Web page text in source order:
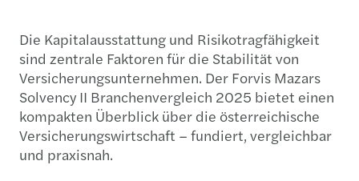
Die Kapitalausstattung und Risikotragfähigkeit
sind zentrale Faktoren für die Stabilität von
Versicherungsunternehmen. Der Forvis Mazars
Solvency II Branchenvergleich 2025 bietet einen
kompakten Überblick über die österreichische
Versicherungswirtschaft – fundiert, vergleichbar
und praxisnah.